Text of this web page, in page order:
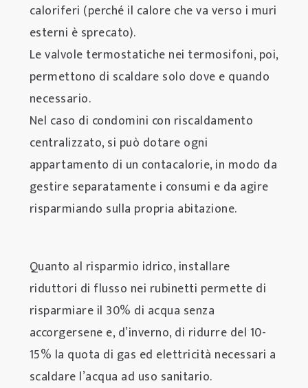
caloriferi (perché il calore che va verso i muri
esterni è sprecato).
Le valvole termostatiche nei termosifoni, poi,
permettono di scaldare solo dove e quando
necessario.
Nel caso di condomini con riscaldamento
centralizzato, si può dotare ogni
appartamento di un contacalorie, in modo da
gestire separatamente i consumi e da agire
risparmiando sulla propria abitazione.
Quanto al risparmio idrico, installare
riduttori di flusso nei rubinetti permette di
risparmiare il 30% di acqua senza
accorgersene e, d’inverno, di ridurre del 10-
15% la quota di gas ed elettricità necessari a
scaldare l’acqua ad uso sanitario.